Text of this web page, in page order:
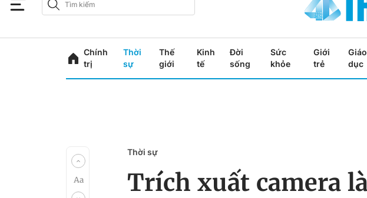
Chính
trị
Thời
sự
Thế
giới
Kinh
tế
Đời
sống
Sức
khỏe
Giới
trẻ
Giáo
dục
Thời sự
Trích xuất camera